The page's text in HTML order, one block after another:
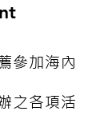
參加海內
之各項活